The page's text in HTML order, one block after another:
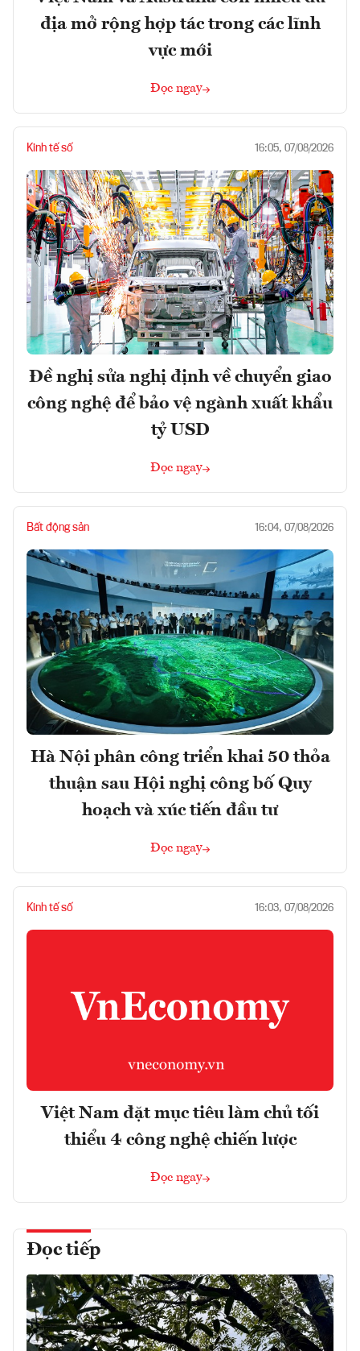
địa mở rộng hợp tác trong các lĩnh
vực mới
Đọc ngay
Kinh tế số 16:05, 07/08/2026
Đề nghị sửa nghị định về chuyển giao
công nghệ để bảo vệ ngành xuất khẩu
tỷ USD
Đọc ngay
Bất động sản 16:04, 07/08/2026
Hà Nội phân công triển khai 50 thỏa
thuận sau Hội nghị công bố Quy
hoạch và xúc tiến đầu tư
Đọc ngay
Kinh tế số 16:03, 07/08/2026
Việt Nam đặt mục tiêu làm chủ tối
thiểu 4 công nghệ chiến lược
Đọc ngay
Đọc tiếp